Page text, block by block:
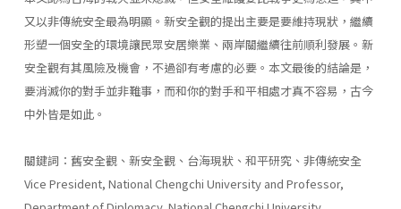
又以非傳統安全最為明顯。新安全觀的提出主要是要維持現狀，繼續
形塑一個安全的環境讓民眾安居樂業、兩岸關繼續往前順利發展。新
安全觀有其風險及機會，不過卻有考慮的必要。本文最後的結論是，
要消滅你的對手並非難事，而和你的對手和平相處才真不容易，古今
中外皆是如此。
關鍵詞：舊安全觀、新安全觀、台海現狀、和平研究、非傳統安全
Vice President, National Chengchi University and Professor,